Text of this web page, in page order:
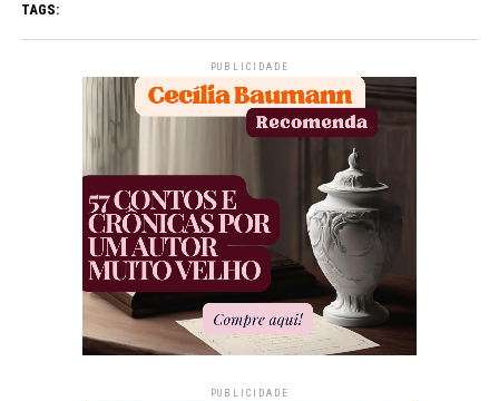
TAGS:
PUBLICIDADE
PUBLICIDADE